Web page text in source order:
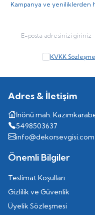
Kampanya ve yeniliklerden
KVKK
Adres & İletişim
İnönü mah.
5498503637
info@dekorsevgisi.com
Önemli Bilgiler
Teslimat Koşulları
Gizlilik ve Güvenlik
Üyelik Sözleşmesi